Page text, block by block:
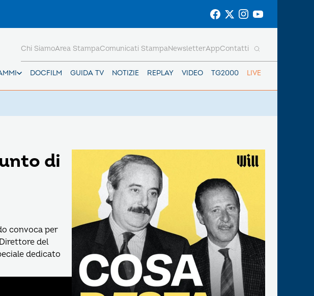
DOCFILM GUIDA TV NOTIZIE REPLAY VIDEO TG2000 LIVE
Chi SiamoArea StampaComunicati StampaNewsletterAppContatti
di
convoca per
del
dedicato